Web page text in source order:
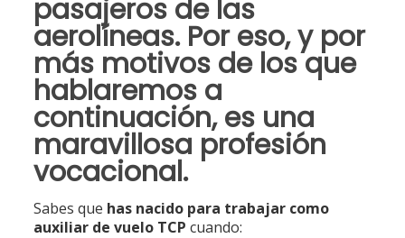
pasajeros de las
aerolíneas. Por eso, y por
más motivos de los que
hablaremos a
continuación, es una
maravillosa profesión
vocacional.
Sabes que has nacido para trabajar como
auxiliar de vuelo TCP cuando: